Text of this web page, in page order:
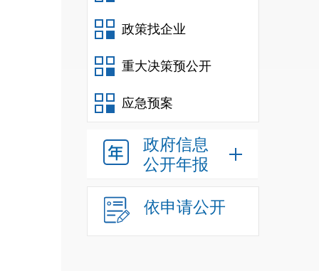
政策找企业
重大决策预公开
应急预案
政府信息
公开年报
依申请公开